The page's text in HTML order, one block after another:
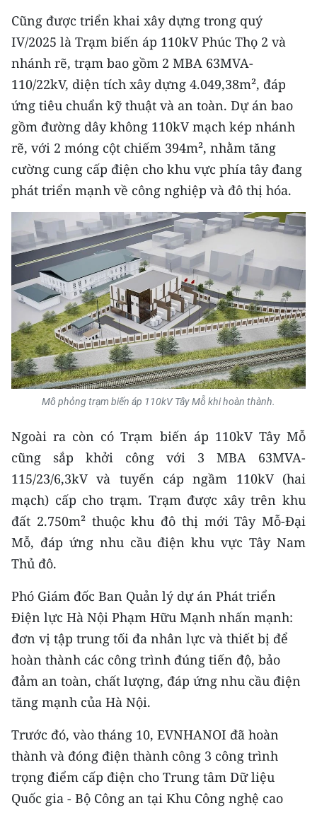
Media Kinh tế
Media Văn hóa
Media Xã hội
Media Pháp luật
Media Du lịch
Media Thế giới
Media Thể thao
Media Giáo dục
Media Y tế
Media Khoa học - Công nghệ
Media Môi trường
Ảnh
Infographic
TIN MỚI
TIN ĐỊA PHƯƠNG
Trung du và miền núi phía Bắc
Đồng bằng sông Hồng
Bắc Trung Bộ
Duyên hải Nam Trung Bộ và Tây
Nguyên
Đông Nam Bộ
Đồng bằng sông Cửu Long
Chuyên trang Hà Nội
Chuyên trang TP. Hồ Chí Minh
CHUYÊN ĐỀ
CÁC CHUYÊN TRANG
Cũng được triển khai xây dựng trong quý
IV/2025 là Trạm biến áp 110kV Phúc Thọ 2 và
nhánh rẽ, trạm bao gồm 2 MBA 63MVA-
110/22kV, diện tích xây dựng 4.049,38m², đáp
ứng tiêu chuẩn kỹ thuật và an toàn. Dự án bao
gồm đường dây không 110kV mạch kép nhánh
rẽ, với 2 móng cột chiếm 394m², nhằm tăng
cường cung cấp điện cho khu vực phía tây đang
phát triển mạnh về công nghiệp và đô thị hóa.
Mô phỏng trạm biến áp 110kV Tây Mỗ khi hoàn thành.
Ngoài ra còn có Trạm biến áp 110kV Tây Mỗ
cũng sắp khởi công với 3 MBA 63MVA-
115/23/6,3kV và tuyến cáp ngầm 110kV (hai
mạch) cấp cho trạm. Trạm được xây trên khu
đất 2.750m² thuộc khu đô thị mới Tây Mỗ-Đại
Mỗ, đáp ứng nhu cầu điện khu vực Tây Nam
Thủ đô.
Phó Giám đốc Ban Quản lý dự án Phát triển
Điện lực Hà Nội Phạm Hữu Mạnh nhấn mạnh:
đơn vị tập trung tối đa nhân lực và thiết bị để
hoàn thành các công trình đúng tiến độ, bảo
đảm an toàn, chất lượng, đáp ứng nhu cầu điện
tăng mạnh của Hà Nội.
Trước đó, vào tháng 10, EVNHANOI đã hoàn
thành và đóng điện thành công 3 công trình
trọng điểm cấp điện cho Trung tâm Dữ liệu
Quốc gia - Bộ Công an tại Khu Công nghệ cao